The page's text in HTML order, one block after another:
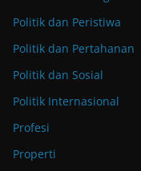
Politik dan Peristiwa
Politik dan Pertahanan
Politik dan Sosial
Politik Internasional
Profesi
Properti